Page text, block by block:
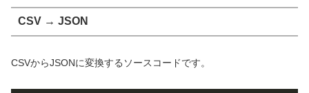
CSV → JSON
CSVからJSONに変換するソースコードです。